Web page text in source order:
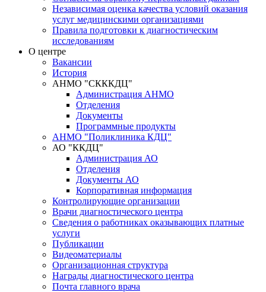
Независимая оценка качества условий оказания
услуг медицинскими организациями
Правила подготовки к диагностическим
исследованиям
О центре
Вакансии
История
АНМО "СКККДЦ"
Администрация АНМО
Отделения
Документы
Программные продукты
АНМО "Поликлиника КДЦ"
АО "ККДЦ"
Администрация АО
Отделения
Документы АО
Корпоративная информация
Контролирующие организации
Врачи диагностического центра
Сведения о работниках оказывающих платные
услуги
Публикации
Видеоматериалы
Организационная структура
Награды диагностического центра
Почта главного врача